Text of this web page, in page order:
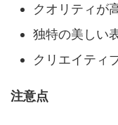
クオリティが
独特の美しい
クリエイティ
注意点